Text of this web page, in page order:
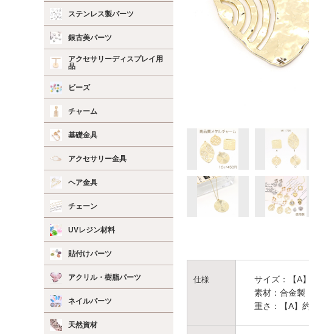
ステンレス製パーツ
銀古美パーツ
アクセサリーディスプレイ用
品
ビーズ
チャーム
基礎金具
アクセサリー金具
ヘア金具
チェーン
UVレジン材料
貼付けパーツ
アクリル・樹脂パーツ
ネイルパーツ
天然資材
仕様
サイズ：【A
素材：合金製
重さ：【A】